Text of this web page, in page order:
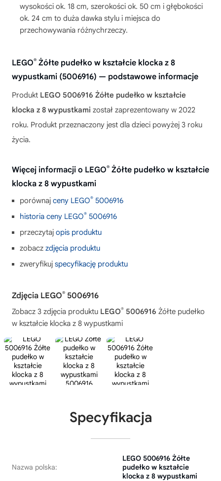
wysokości ok. 18 cm, szerokości ok. 50 cm i głębokości
ok. 24 cm to duża dawka stylu i miejsca do
przechowywania różnychrzeczy.
LEGO® Żółte pudełko w kształcie klocka z 8
wypustkami (5006916) — podstawowe informacje
Produkt LEGO 5006916 Żółte pudełko w kształcie
klocka z 8 wypustkami został zaprezentowany w 2022
roku. Produkt przeznaczony jest dla dzieci powyżej 3 roku
życia.
Więcej informacji o LEGO® Żółte pudełko w kształcie
klocka z 8 wypustkami
porównaj ceny LEGO® 5006916
historia ceny LEGO® 5006916
przeczytaj opis produktu
zobacz zdjęcia produktu
zweryfikuj specyfikację produktu
Zdjęcia LEGO® 5006916
Zobacz 3 zdjęcia produktu LEGO® 5006916 Żółte pudełko
w kształcie klocka z 8 wypustkami
Specyfikacja
Nazwa polska:
LEGO 5006916 Żółte
pudełko w kształcie
klocka z 8 wypustkami